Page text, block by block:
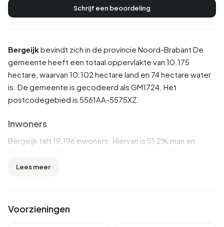
Bergeijkbevindt zich in de provincie Noord-Brabant De
gemeente heeft een totaal oppervlakte van 10.175
hectare, waarvan 10.102 hectare land en 74 hectare water
is. De gemeente is gecodeerd als GM1724. Het
postcodegebied is 5561AA-5575XZ.
Inwoners
Bergeijk telt 19.196 inwoners. Hiervan is 51,2% man en
(28,8%). De overige leeftijden zijn 24,1% voor '65 jaar of
is verweduwd. 16.548 inwoners komen uit Nederland, 1.712
Lees meer
Voorzieningen
Schrijf een beoordeling